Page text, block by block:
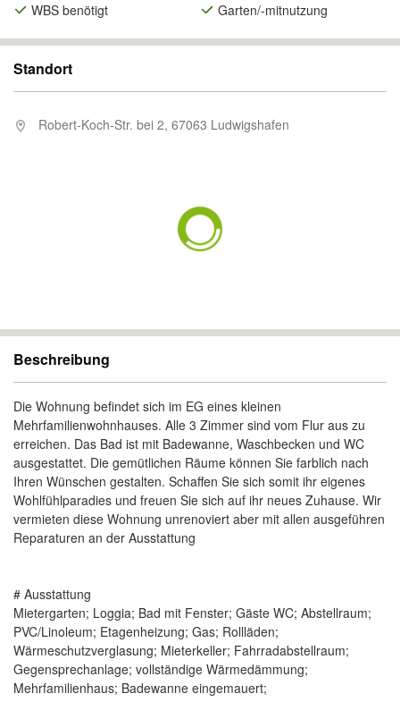
WBS benötigt
Garten/-mitnutzung
Standort
Robert-Koch-Str. bei 2, 67063 Ludwigshafen
Beschreibung
Die Wohnung befindet sich im EG eines kleinen
Mehrfamilienwohnhauses. Alle 3 Zimmer sind vom Flur aus zu
erreichen. Das Bad ist mit Badewanne, Waschbecken und WC
ausgestattet. Die gemütlichen Räume können Sie farblich nach
Ihren Wünschen gestalten. Schaffen Sie sich somit ihr eigenes
Wohlfühlparadies und freuen Sie sich auf ihr neues Zuhause. Wir
vermieten diese Wohnung unrenoviert aber mit allen ausgeführen
Reparaturen an der Ausstattung
# Ausstattung
Mietergarten; Loggia; Bad mit Fenster; Gäste WC; Abstellraum;
PVC/Linoleum; Etagenheizung; Gas; Rollläden;
Wärmeschutzverglasung; Mieterkeller; Fahrradabstellraum;
Gegensprechanlage; vollständige Wärmedämmung;
Mehrfamilienhaus; Badewanne eingemauert;